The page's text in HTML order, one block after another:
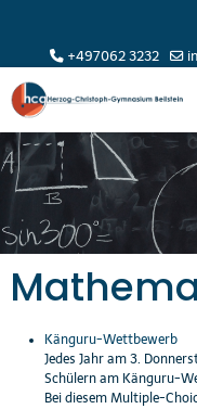
+497062 3232
Känguru-Wettbewerb
Jedes Jahr am 3.
Schülern am Känguru-
Bei diesem Multiple-